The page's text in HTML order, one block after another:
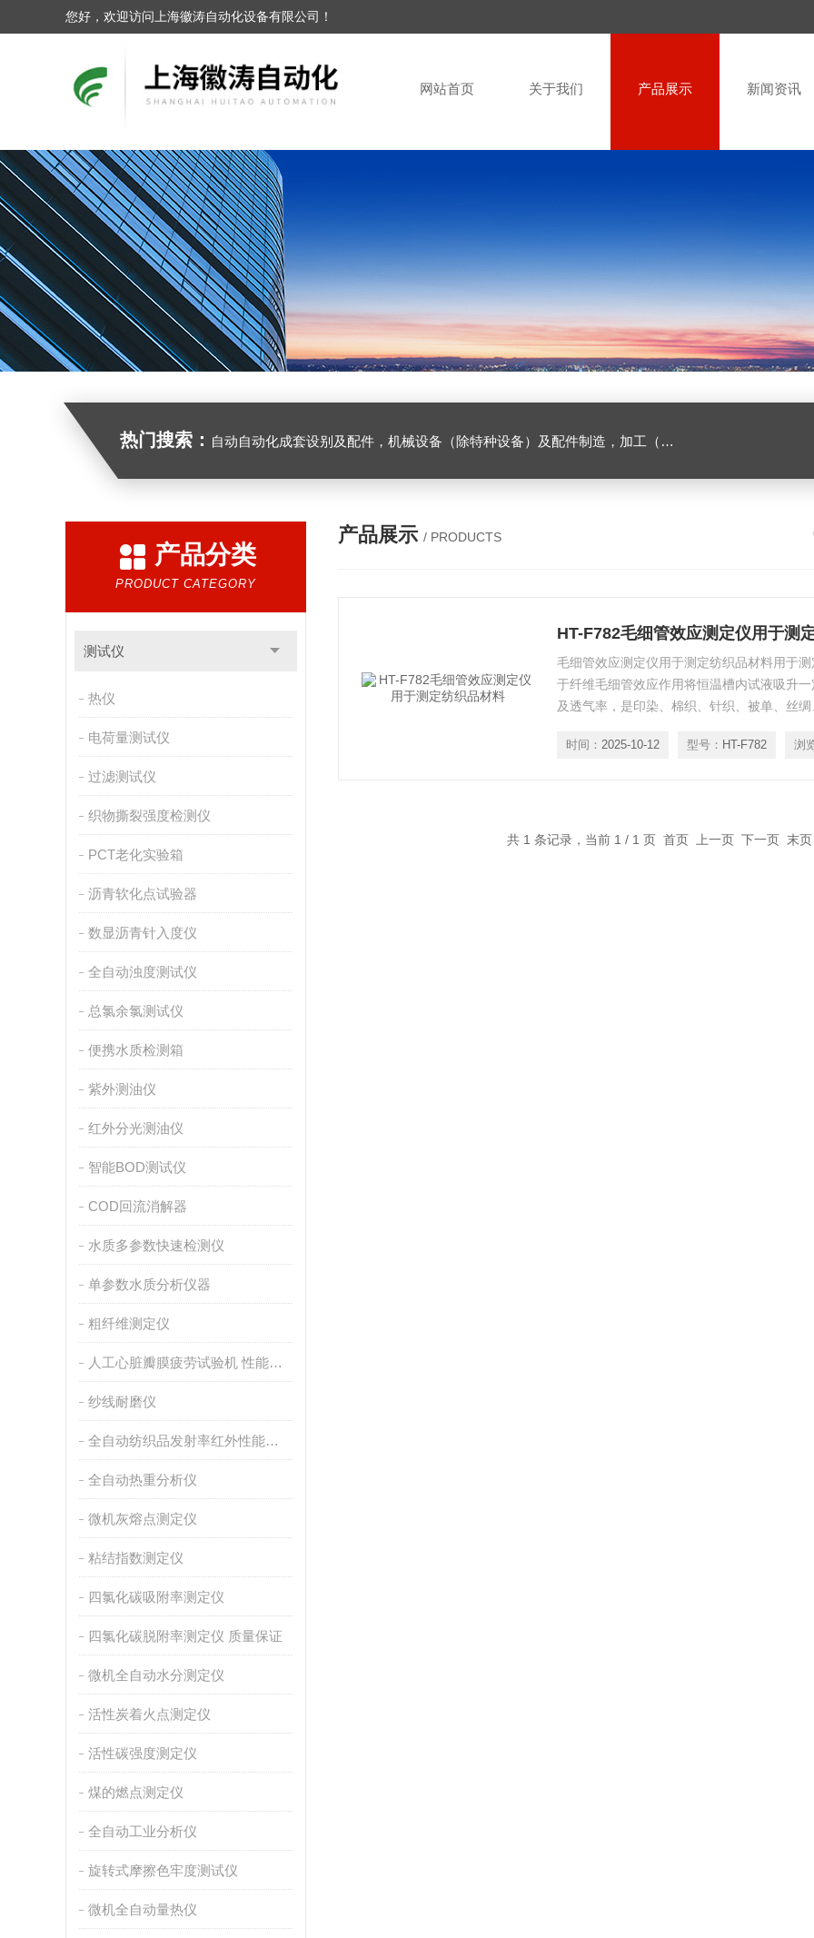
您好，欢迎访问上海徽涛自动化设备有限公司！
网站首页 关于我们 产品展示 新闻资讯
热门搜索： 自动自动化成套设别及配件，机械设备（除特种设备）及配件制造，加工（以上限分支机构经营），设计，批发，零售，模具，五金制品，工具加工（限分支机构经营），设计，批发，零售。五金交电，金属材料，金属制品，不锈钢制品，建筑材料，钢材，橡塑制品，环保设备，润滑剂，汽车配件，摩托车配件的批发，零售。（企业经营涉及行政许可的，凭许可证件经营）化成套设别及配件，机械设备（除特种设备）及配件制造，加工（以上限分支机构经营），设计，批发，零售，模具，五金制品，工具加工（限分支机构经营），设计，批发，零售。五金交电，金属材料，金属制品，不锈钢制品，建筑材料，钢材，橡塑制品，环保设备，润滑剂，汽车配件，摩托车配件的批发，零售。（企业经营涉及行政许可的，凭许可证件经营）
产品分类
PRODUCT CATEGORY
测试仪
热仪
电荷量测试仪
过滤测试仪
织物撕裂强度检测仪
PCT老化实验箱
沥青软化点试验器
数显沥青针入度仪
全自动浊度测试仪
总氯余氯测试仪
便携水质检测箱
紫外测油仪
红外分光测油仪
智能BOD测试仪
COD回流消解器
水质多参数快速检测仪
单参数水质分析仪器
粗纤维测定仪
人工心脏瓣膜疲劳试验机 性能稳定
纱线耐磨仪
全自动纺织品发射率红外性能分析
全自动热重分析仪
微机灰熔点测定仪
粘结指数测定仪
四氯化碳吸附率测定仪
四氯化碳脱附率测定仪 质量保证
微机全自动水分测定仪
活性炭着火点测定仪
活性碳强度测定仪
煤的燃点测定仪
全自动工业分析仪
旋转式摩擦色牢度测试仪
微机全自动量热仪
产品展示 / PRODUCTS
HT-F782毛细管效应测定仪用于测
毛细管效应测定仪用于测定纺织品材料用于
于纤维毛细管效应作用将恒温槽内试液吸升
及透气率，是印染、棉织、针织、被单、丝
时间： 2025-10-12 型号： HT-F782 浏
共 1 条记录，当前 1 / 1 页 首页 上一页 下一页 末